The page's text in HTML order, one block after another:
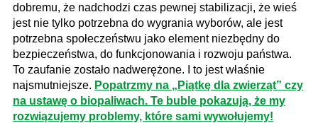
dobremu, że nadchodzi czas pewnej stabilizacji, że wieś
jest nie tylko potrzebna do wygrania wyborów, ale jest
potrzebna społeczeństwu jako element niezbędny do
bezpieczeństwa, do funkcjonowania i rozwoju państwa.
To zaufanie zostało nadwerężone. I to jest właśnie
najsmutniejsze. Popatrzmy na „Piątkę dla zwierząt” czy
na ustawę o biopaliwach. Te buble pokazują, że my
rozwiązujemy problemy, które sami wywołujemy!